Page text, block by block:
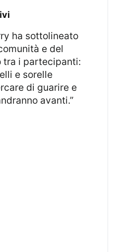
e del
tra i partecipanti:
e sorelle
di guarire e
avanti.”